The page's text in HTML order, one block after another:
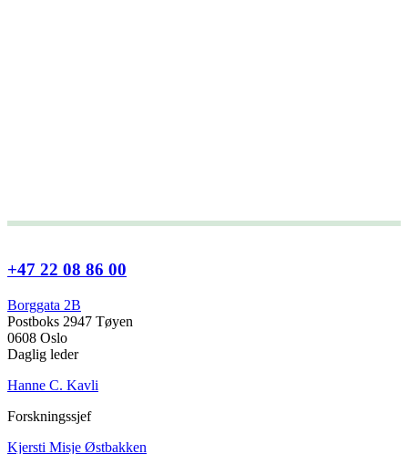
+47 22 08 86 00
Borggata 2B
Postboks 2947 Tøyen
0608 Oslo
Daglig leder
Hanne C. Kavli
Forskningssjef
Kjersti Misje Østbakken